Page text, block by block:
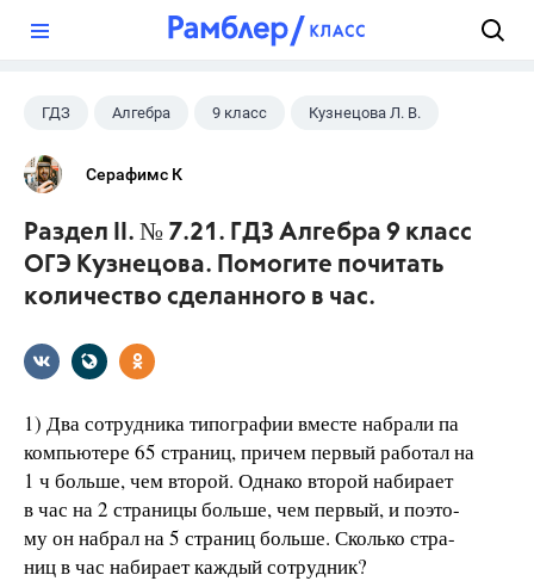
ГДЗ Алгебра 9 класс Кузнецова Л. В.
Серафимс К
Раздел II. № 7.21. ГДЗ Алгебра 9 класс
ОГЭ Кузнецова. Помогите почитать
количество сделанного в час.
1) Два сотрудника типографии вместе набрали па
компьютере 65 страниц, причем первый работал на
1 ч больше, чем второй. Однако второй набирает
в час на 2 страницы больше, чем первый, и поэто-
му он набрал на 5 страниц больше. Сколько стра-
ниц в час набирает каждый сотрудник?